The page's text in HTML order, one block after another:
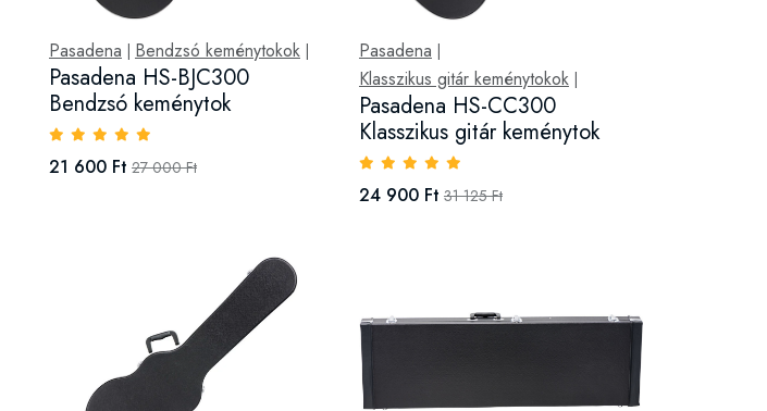
Pasadena Bendzsó keménytokok|
Pasadena HS-BJC300
Bendzsó keménytok
21 600 Ft 27 000 Ft
Pasadena
Klasszikus gitár keménytokok|
Pasadena HS-CC300
Klasszikus gitár keménytok
24 900 Ft 31 125 Ft